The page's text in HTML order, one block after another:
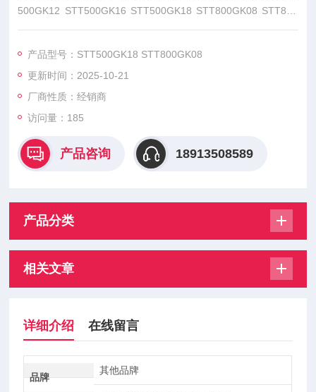
500GK12 STT500GK16 STT500GK18 STT800GK08 STT800
GK12 STT800GK16 STT800GK18,矽莱克（Sirectifier）模块是
产品型号：STT500GK18 STT800GK08
更新时间：2025-10-21
厂商性质：经销商
访问量：185
产品咨询 18913508589
产品分类
相关文章
详细介绍 在线留言
品牌
其他品牌